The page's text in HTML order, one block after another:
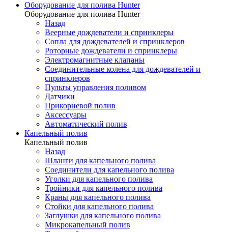
Оборудование для полива Hunter
Оборудование для полива Hunter
Назад
Веерные дождеватели и спринклеры
Сопла для дождевателей и спринклеров
Роторные дождеватели и спринклеры
Электромагнитные клапаны
Соединительные колена для дождевателей и
спринклеров
Пульты управления поливом
Датчики
Прикорневой полив
Аксессуары
Автоматический полив
Капельный полив
Капельный полив
Назад
Шланги для капельного полива
Соединители для капельного полива
Уголки для капельного полива
Тройники для капельного полива
Краны для капельного полива
Стойки для капельного полива
Заглушки для капельного полива
Микрокапельный полив